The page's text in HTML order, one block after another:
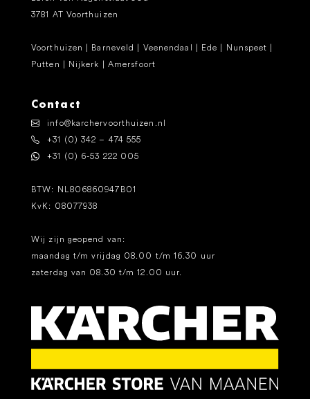
3781 AT Voorthuizen
Voorthuizen | Barneveld | Veenendaal | Ede | Nunspeet |
Putten | Nijkerk | Amersfoort
Contact
info@karchervoorthuizen.nl
+31 (0) 342 – 474 555
+31 (0) 6-53 222 005
BTW: NL806860947B01
KvK: 08077938
Wij zijn geopend van:
maandag t/m vrijdag 08.00 t/m 16.30 uur
zaterdag van 08.30 t/m 12.00 uur.